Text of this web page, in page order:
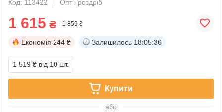
Код: 113422
Опт і роздріб
1 615 ₴ 1 859 ₴
Економія 244 ₴ Залишилось 18:05:35
1 519 ₴ від 10 шт.
Купити
або